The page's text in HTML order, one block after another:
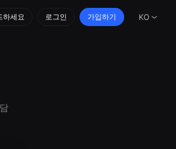
하세요 로그인 가입하기 KO